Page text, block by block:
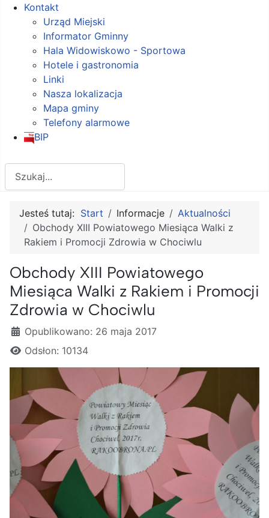
Kontakt
Urząd Miejski
Informator Gminny
Hala Widowiskowo - Sportowa
Hotele i gastronomia
Linki
Nasza lokalizacja
Mapa gminy
Telefony alarmowe
BIP
Jesteś tutaj: Start Informacje
Aktualności
Obchody XIII Powiatowego Miesiąca Walki z
Rakiem i Promocji Zdrowia w Chociwlu
Obchody XIII Powiatowego
Miesiąca Walki z Rakiem i Promocji
Zdrowia w Chociwlu
Szczegóły
Opublikowano: 26 maja 2017
Odsłon: 10134